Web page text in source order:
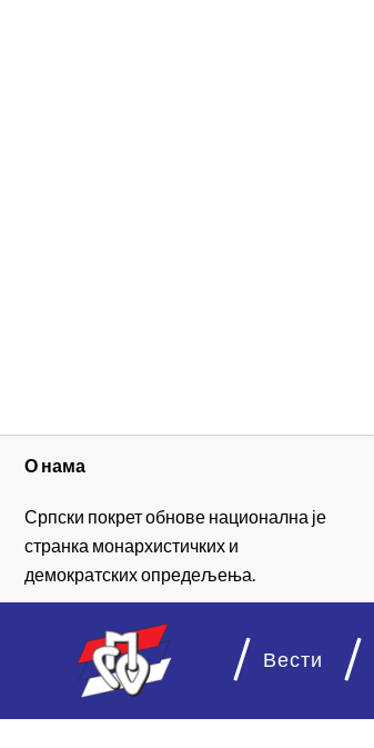
Вести
О нама
Српски покрет обнове национална је
странка монархистичких и
демократских опредељења.